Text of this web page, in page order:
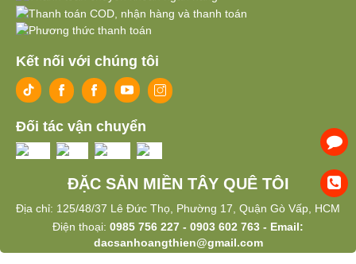
Kết nối với chúng tôi
Đối tác vận chuyển
ĐẶC SẢN MIỀN TÂY QUÊ TÔI
Địa chỉ: 125/48/37 Lê Đức Thọ, Phường 17, Quận Gò Vấp, HCM
Điện thoại: 0985 756 227 - 0903 602 763 - Email:
dacsanhoangthien@gmail.com